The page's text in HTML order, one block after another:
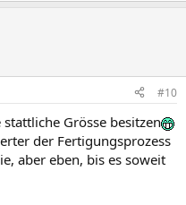
#10
Grösse besitzen
der Fertigungsprozess
aber eben, bis es soweit